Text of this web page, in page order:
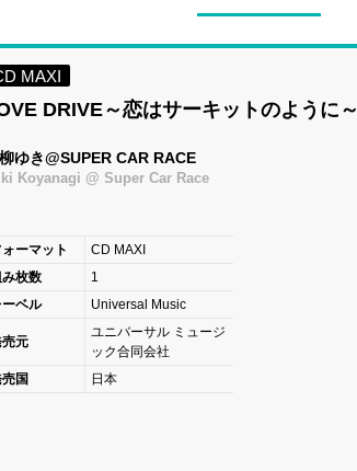
MAXI
DRIVE～恋はサーキットのように～
ゆき@SUPER CAR RACE
Koyanagi @ Super Car Race
ォーマット
CD MAXI
枚数
1
ーベル
Universal Music
元
ユニバーサル ミュージ
ック合同会社
国
日本